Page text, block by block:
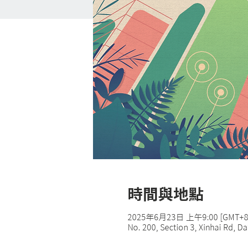
時間與地點
2025年6月23日 上午9:00
No. 200, Section 3, Xinhai Rd,